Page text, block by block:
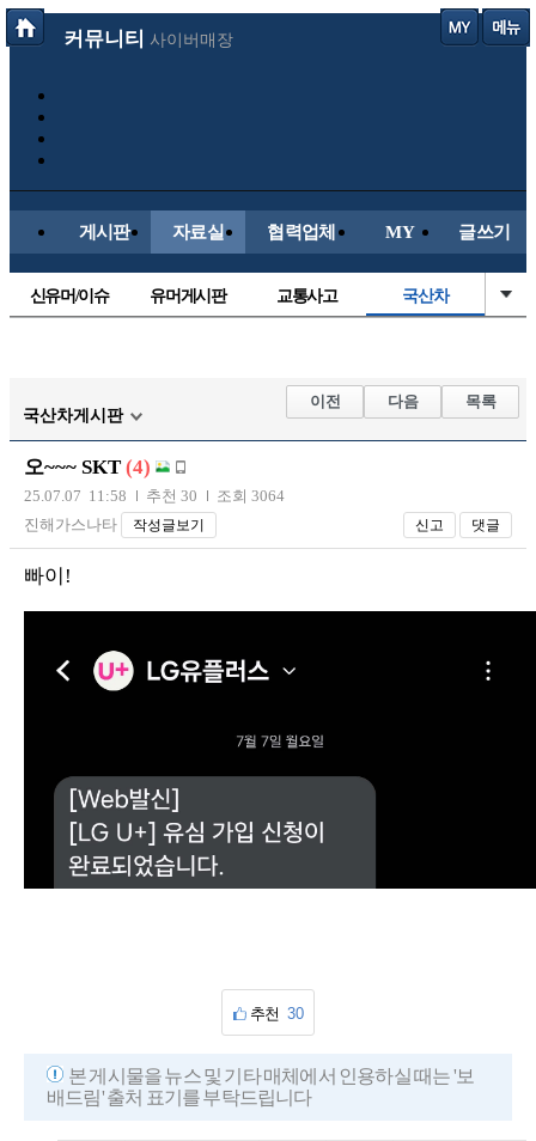
커뮤니티 사이버매장
게시판 자료실 협력업체 MY 글쓰기
신유머/이슈 유머게시판 교통사고 국산차
자유사진 군사/무기
트럭/버스
장착시공사진
국산차게시판
이전 다음 목록
오~~~ SKT (4)
25.07.07 11:58 추천 30
조회 3064
진해가스나타
작성글보기 신고 댓글
빠이!
추천 30
본 게시물을 뉴스 및 기타 매체에서 인용하실 때는 '보
배드림' 출처 표기를 부탁드립니다